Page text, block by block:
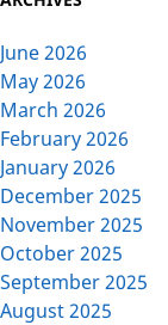
June 2026
May 2026
March 2026
February 2026
January 2026
December 2025
November 2025
October 2025
September 2025
August 2025